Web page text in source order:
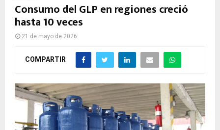
Consumo del GLP en regiones creció
hasta 10 veces
21 de mayo de 2026
COMPARTIR